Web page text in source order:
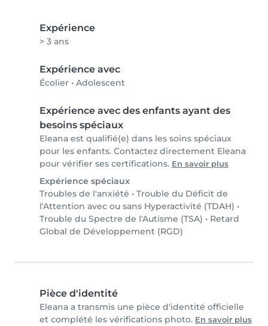
Expérience
> 3 ans
Expérience avec
Écolier • Adolescent
Expérience avec des enfants ayant des
besoins spéciaux
Eleana est qualifié(e) dans les soins spéciaux
pour les enfants. Contactez directement Eleana
pour vérifier ses certifications. En savoir plus
Expérience spéciaux
Troubles de l'anxiété • Trouble du Déficit de
l'Attention avec ou sans Hyperactivité (TDAH) •
Trouble du Spectre de l'Autisme (TSA) • Retard
Global de Développement (RGD)
Pièce d'identité
Eleana a transmis une pièce d'identité officielle
et complété les vérifications photo. En savoir plus